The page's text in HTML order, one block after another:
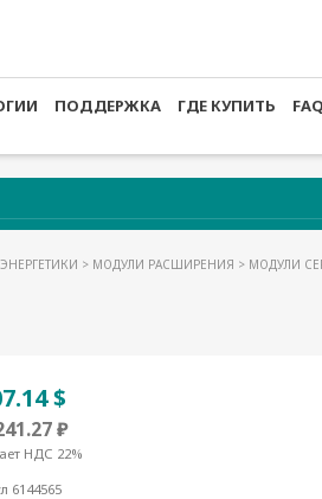
ПОДДЕРЖКА ГДЕ КУПИТЬ FAQ
> МОДУЛИ РАСШИРЕНИЯ > МОДУЛИ
$
₽
НДС 22%
6144565